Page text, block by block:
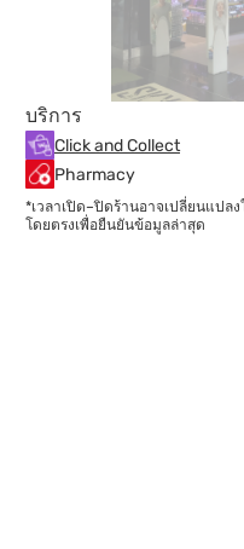
บริการ
Click and Collect
Pharmacy
*เวลาเปิด–ปิดร้านอาจเปลี่ยนแป
โดยตรงเพื่อยืนยันข้อมูลล่าสุด